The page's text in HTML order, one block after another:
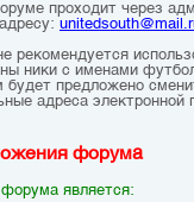
проходит через
рекомендуется
ники с именами
предложено
адреса
форума
является: